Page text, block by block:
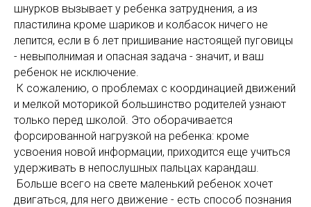
шнурков вызывает у ребенка затруднения, а из
пластилина кроме шариков и колбасок ничего не
лепится, если в 6 лет пришивание настоящей пуговицы
- невыполнимая и опасная задача - значит, и ваш
ребенок не исключение.
К сожалению, о проблемах с координацией движений
и мелкой моторикой большинство родителей узнают
только перед школой. Это оборачивается
форсированной нагрузкой на ребенка: кроме
усвоения новой информации, приходится еще учиться
удерживать в непослушных пальцах карандаш.
Больше всего на свете маленький ребенок хочет
двигаться, для него движение - есть способ познания